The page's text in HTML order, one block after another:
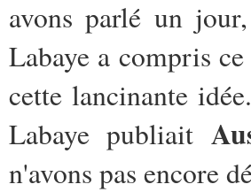
avons parlé un
Labaye a compris
cette lancinante
Labaye publiait
n'avons pas encore